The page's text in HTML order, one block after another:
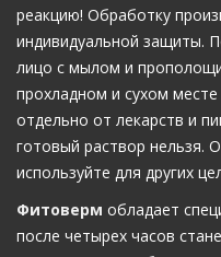
реакцию! Обработку
индивидуальной защиты.
лицо с мылом и
прохладном и сухом
отдельно от лекарств и
готовый раствор нельзя.
используйте для других
Фитоверм обладает
после четырех часов